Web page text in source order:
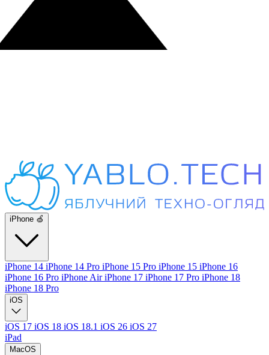
iPhone 🍏
iPhone 14 iPhone 14 Pro iPhone 15 Pro iPhone 15 iPhone 16
iPhone 16 Pro iPhone AiriPhone 17 iPhone 17 Pro iPhone 18
iPhone 18 Pro
iOS
iOS 17 iOS 18 iOS 18.1 iOS 26 iOS 27
iPad
MacOS